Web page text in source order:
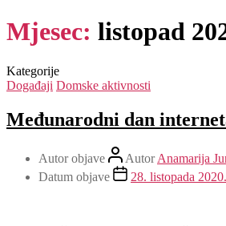
Mjesec: listopad
Kategorije
Događaji Domske aktivnosti
Međunarodni dan
Autor objave AutorAnamarija
Datum objave
28. listopada 2020.